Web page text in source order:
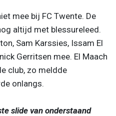
mee bij FC Twente. De
altijd met blessureleed.
Sam Karssies, Issam El
Gerritsen mee. El Maach
club, zo meldde
onlangs.
slide van onderstaand